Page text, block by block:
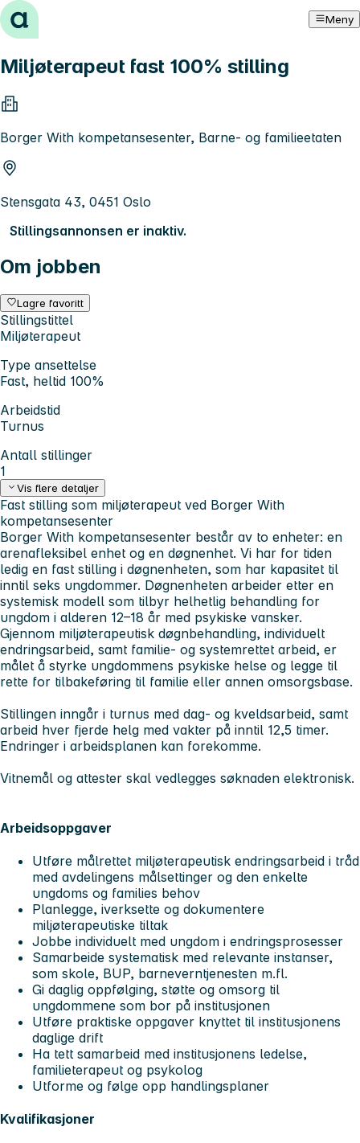
Hopp til innhold Meny
Miljøterapeut fast 100% stilling
Borger With kompetansesenter, Barne- og familieetaten
Stensgata 43, 0451 Oslo
Stillingsannonsen er inaktiv.
Om jobben
Lagre favoritt
Stillingstittel
Miljøterapeut
Type ansettelse
Fast, heltid 100%
Arbeidstid
Turnus
Antall stillinger
1
Vis flere detaljer
Fast stilling som miljøterapeut ved Borger With
kompetansesenter
Borger With kompetansesenter består av to enheter: en
arenafleksibel enhet og en døgnenhet. Vi har for tiden
ledig en fast stilling i døgnenheten, som har kapasitet til
inntil seks ungdommer. Døgnenheten arbeider etter en
systemisk modell som tilbyr helhetlig behandling for
ungdom i alderen 12–18 år med psykiske vansker.
Gjennom miljøterapeutisk døgnbehandling, individuelt
endringsarbeid, samt familie- og systemrettet arbeid, er
målet å styrke ungdommens psykiske helse og legge til
rette for tilbakeføring til familie eller annen omsorgsbase.
Stillingen inngår i turnus med dag- og kveldsarbeid, samt
arbeid hver fjerde helg med vakter på inntil 12,5 timer.
Endringer i arbeidsplanen kan forekomme.
Vitnemål og attester skal vedlegges søknaden elektronisk.
Arbeidsoppgaver
Utføre målrettet miljøterapeutisk endringsarbeid i tråd
med avdelingens målsettinger og den enkelte
ungdoms og families behov
Planlegge, iverksette og dokumentere
miljøterapeutiske tiltak
Jobbe individuelt med ungdom i endringsprosesser
Samarbeide systematisk med relevante instanser,
som skole, BUP, barneverntjenesten m.fl.
Gi daglig oppfølging, støtte og omsorg til
ungdommene som bor på institusjonen
Utføre praktiske oppgaver knyttet til institusjonens
daglige drift
Ha tett samarbeid med institusjonens ledelse,
familieterapeut og psykolog
Utforme og følge opp handlingsplaner
Kvalifikasjoner